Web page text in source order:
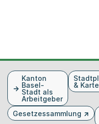
FusszeileKanton
Basel-
Stadt als
Arbeitgeber
& Karte
Gesetzessammlung